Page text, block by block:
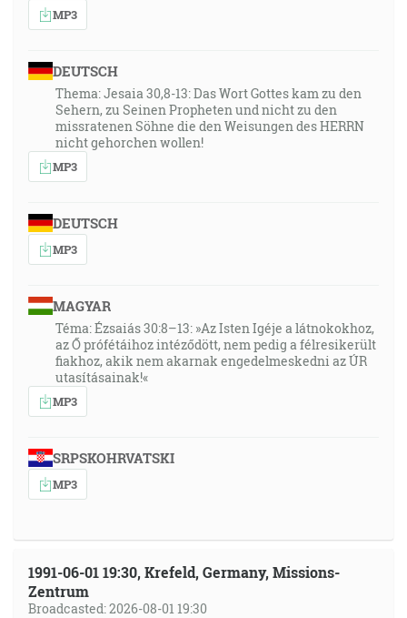
MP3
DEUTSCH
Thema: Jesaia 30,8-13: Das Wort Gottes kam zu den
Sehern, zu Seinen Propheten und nicht zu den
missratenen Söhne die den Weisungen des HERRN
nicht gehorchen wollen!
MP3
DEUTSCH
MP3
MAGYAR
Téma: Ézsaiás 30:8–13: »Az Isten Igéje a látnokokhoz,
az Ő prófétáihoz intéződött, nem pedig a félresikerült
fiakhoz, akik nem akarnak engedelmeskedni az ÚR
utasításainak!«
MP3
SRPSKOHRVATSKI
MP3
1991-06-01 19:30, Krefeld, Germany, Missions-
Zentrum
Broadcasted: 2026-08-01 19:30